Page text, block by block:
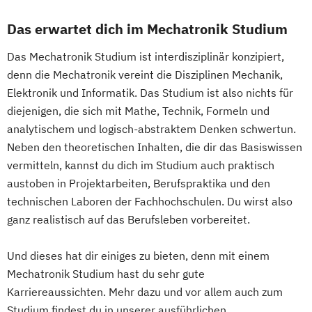
Ernährungswissenschaften
Beratung und Personalentwicklung
Eventmanagement Facility Management
Finance
Accounting und Taxation (DE/EN)
Finanzmanagement
Finanzmanagement für Bankkaufleute
Fintech
Fitnessökonomie
Game Design
Gartenbau General Management
Gerontologie
Gesundheitsmanagement
Gesundheitspsychologie
Gesundheitspädagogik
Leichtbau und Composite-Werkstoffe
Logistik Engineering und Management
Managing Nonprofit and Public Services
Marketing und Digital Business
Mechatronik/Wirtschaft
Medical Engineering (EN)
Medientechnik und -design
Medizin- und Bioinformatik
Medizintechnik Mobile Computing
Operations Management
Kommunikation
Prozessmanagement und Business
Intelligence
Das erwartet dich im Mechatronik Studium
Das Mechatronik Studium ist interdisziplinär konzipiert,
denn die Mechatronik vereint die Disziplinen Mechanik,
Elektronik und Informatik. Das Studium ist also nichts für
diejenigen, die sich mit Mathe, Technik, Formeln und
analytischem und logisch-abstraktem Denken schwertun.
Neben den theoretischen Inhalten, die dir das Basiswissen
vermitteln, kannst du dich im Studium auch praktisch
austoben in Projektarbeiten, Berufspraktika und den
technischen Laboren der Fachhochschulen. Du wirst also
ganz realistisch auf das Berufsleben vorbereitet.
Und dieses hat dir einiges zu bieten, denn mit einem
Mechatronik Studium hast du sehr gute
Karriereaussichten. Mehr dazu und vor allem auch zum